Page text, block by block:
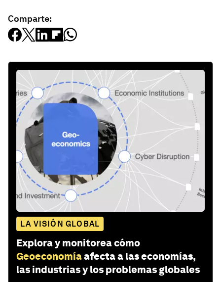
Comparte:
LA VISIÓN GLOBAL
Explora y monitorea cómo
Geoeconomíaafecta a las economías,
las industrias y los problemas globales